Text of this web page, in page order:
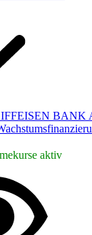
BANK
aktiv